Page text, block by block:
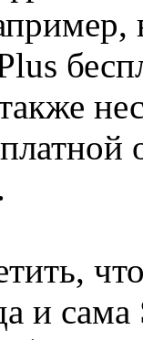
и сама